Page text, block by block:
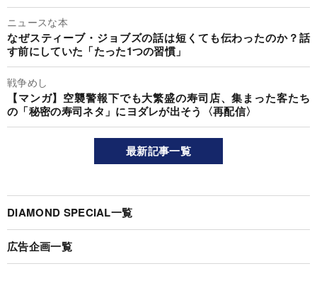
ニュースな本
なぜスティーブ・ジョブズの話は短くても伝わったのか？話
す前にしていた「たった1つの習慣」
戦争めし
【マンガ】空襲警報下でも大繁盛の寿司店、集まった客たち
の「秘密の寿司ネタ」にヨダレが出そう〈再配信〉
最新記事一覧
DIAMOND SPECIAL一覧
広告企画一覧